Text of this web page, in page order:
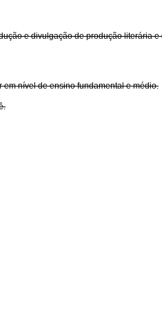
e divulgação de produção literária
nível de ensino fundamental e médio.